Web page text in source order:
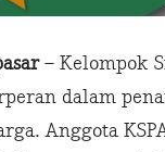
– Kelompok
dalam
Anggota